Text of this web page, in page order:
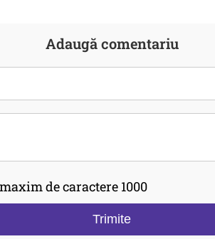
Adaugă comentariu
de caractere 1000
Trimite